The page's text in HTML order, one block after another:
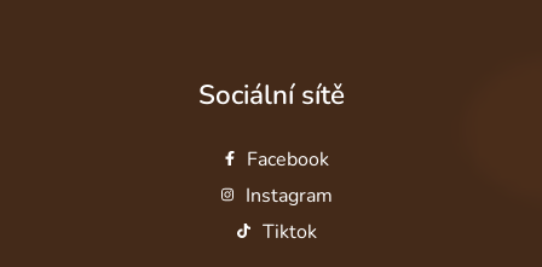
Sociální sítě
Facebook
Instagram
Tiktok